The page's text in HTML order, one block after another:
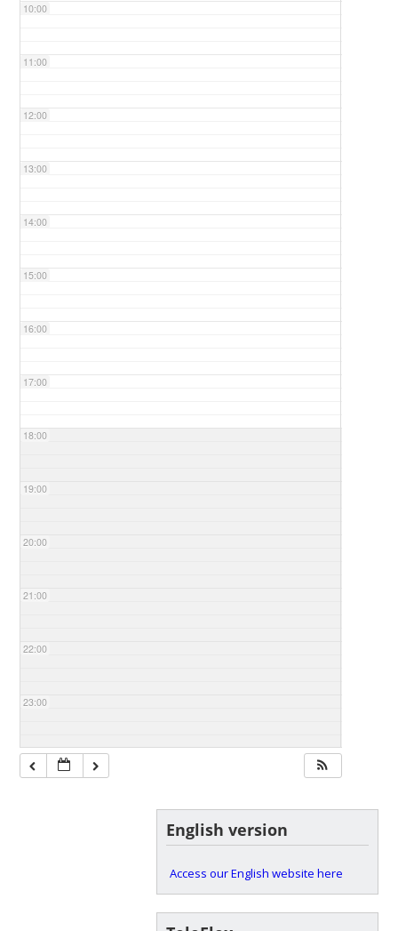
10:00
11:00
12:00
13:00
14:00
15:00
16:00
17:00
18:00
19:00
20:00
21:00
22:00
23:00
English version
Access our English website here